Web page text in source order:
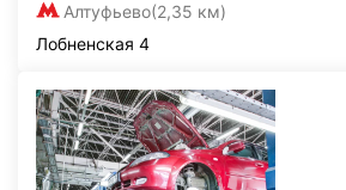
Алтуфьево(2,35 км)
Лобненская 4